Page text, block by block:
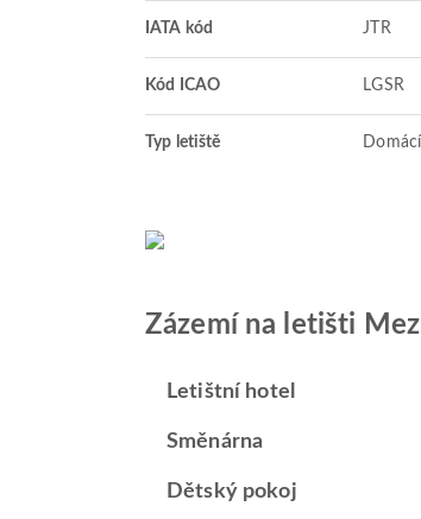
IATA kód JTR
Kód ICAO LGSR
Typ letiště
Zázemí na letišti
Letištní hotel
Směnárna
Dětský pokoj